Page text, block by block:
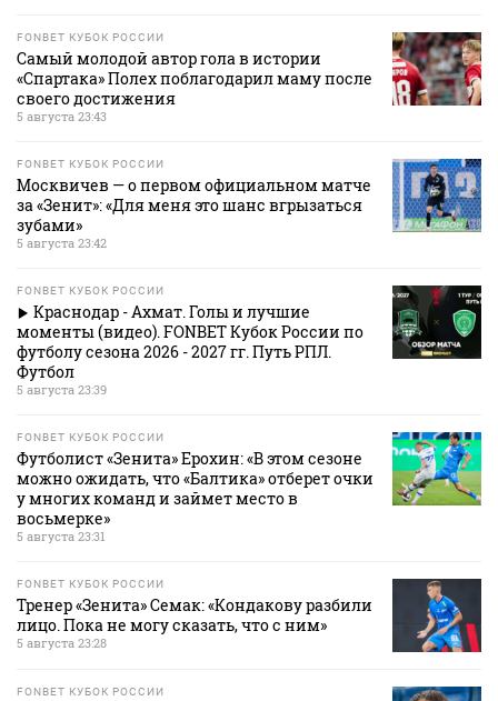
FONBET КУБОК РОССИИ
Самый молодой автор гола в истории
«Спартака» Полех поблагодарил маму после
своего достижения
5 августа 23:43
FONBET КУБОК РОССИИ
Москвичев — о первом официальном матче
за «Зенит»: «Для меня это шанс вгрызаться
зубами»
5 августа 23:42
FONBET КУБОК РОССИИ
Краснодар - Ахмат. Голы и лучшие
моменты (видео). FONBET Кубок России по
футболу сезона 2026 - 2027 гг. Путь РПЛ.
Футбол
5 августа 23:39
FONBET КУБОК РОССИИ
Футболист «Зенита» Ерохин: «В этом сезоне
можно ожидать, что «Балтика» отберет очки
у многих команд и займет место в
восьмерке»
5 августа 23:31
FONBET КУБОК РОССИИ
Тренер «Зенита» Семак: «Кондакову разбили
лицо. Пока не могу сказать, что с ним»
5 августа 23:28
FONBET КУБОК РОССИИ